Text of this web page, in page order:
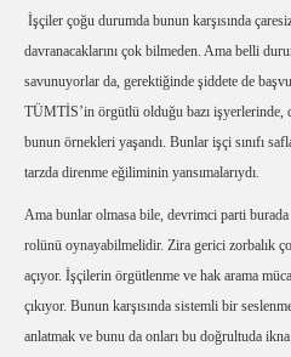
İşçiler çoğu durumda bunun karşısında
davranacaklarını çok bilmeden. Ama belli
savunuyorlar da, gerektiğinde şiddete de
TÜMTİS’in örgütlü olduğu bazı işyerlerinde,
bunun örnekleri yaşandı. Bunlar işçi sınıfı
tarzda direnme eğiliminin yansımalarıydı.
Ama bunlar olmasa bile, devrimci parti
rolünü oynayabilmelidir. Zira gerici zorbalık
açıyor. İşçilerin örgütlenme ve hak arama
çıkıyor. Bunun karşısında sistemli bir
anlatmak ve bunu da onları bu doğrultuda